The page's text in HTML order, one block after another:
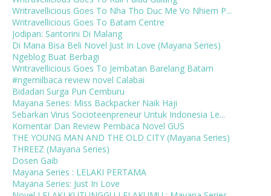
Writravellicious Goes To Nha Tho Duc Me Vo Nhiem P...
Writravellicious Goes To Batam Centre
Jodipan: Santorini Di Malang
Di Mana Bisa Beli Novel Just In Love (Mayana Series)
Ngeblog Buat Berbagi
Writravellicious Goes To Jembatan Barelang Batam
#ngemilbaca review novel Calabai
Bidadari Surga Pun Cemburu
Mayana Series: Miss Backpacker Naik Haji
Sebarkan Virus Socioteenpreneur Untuk Indonesia Le...
Komentar Dan Review Pembaca Novel GUS
THE YOUNG MAN AND THE OLD CITY (Mayana Series)
THREEZ (Mayana Series)
Dosen Gaib
Mayana Series : LELAKI PERTAMA
Mayana Series: Just In Love